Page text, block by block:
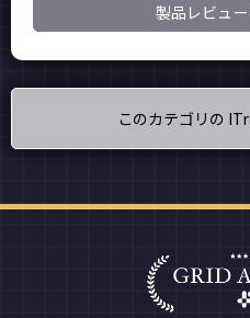
製品レビュ
このカテゴリの